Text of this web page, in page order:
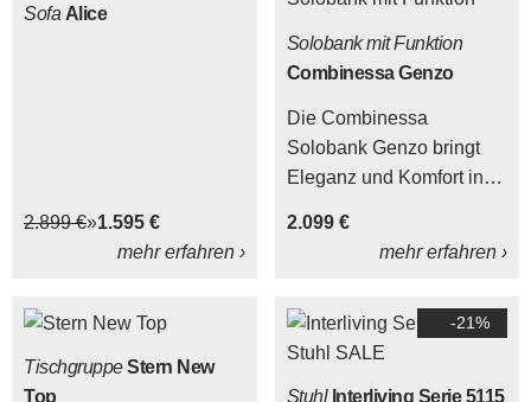
Sofa Alice
2.899 € 1.595 €
mehr erfahren ›
Solobank mit Funktion
Combinessa Genzo
Die Combinessa
Solobank Genzo bringt
Eleganz und Komfort in
2.099 €
mehr erfahren ›
TischgruppeStern New
Top
-21%
Stuhl Interliving Serie 5115